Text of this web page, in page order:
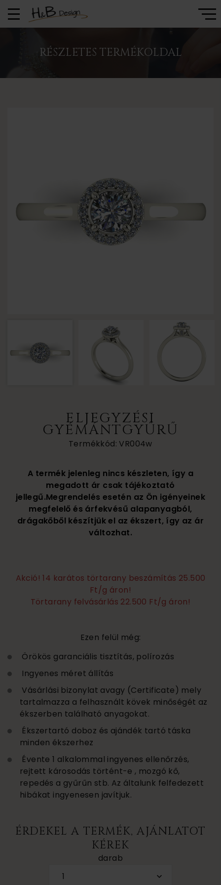
RÉSZLETES TERMÉKOLDAL
ELJEGYZÉSI
GYÉMÁNTGYŰRŰ
Termékkód: VR004w
A termék jelenleg nincs készleten, így a
megadott ár csak tájékoztató
jellegű.Megrendelés esetén az Ön igényeinek
megfelelő és árfekvésű alapanyagból,
drágakőből készítjük el az ékszert, így az ár
változhat.
Akció! 14 karátos törtarany beszámítás 25.500
Ft/g áron!
Törtarany felvásárlás 22.500 Ft/g áron!
Ezen felül még:
Örökös garanciális tisztítás, polírozás
Ingyenes méret állítás
Vásárlási bizonylat avagy (Certificate) mely
tartalmazza a felhasznált kövek minőségét az
ékszerben található anyagokat.
Ékszertartó doboz és ajándék tartó táska
minden ékszerhez
Évente 1 alkalommal ingyenes ellenőrzés,
rejtett károsodás történt-e , mozgó kő,
repedés a gyűrűn stb. Az általunk felfedezett
hibákat ingyenesen javítjuk.
ÉRDEKEL A TERMÉK, AJÁNLATOT
KÉREK
darab
1